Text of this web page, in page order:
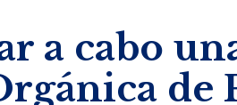
a cabo
de